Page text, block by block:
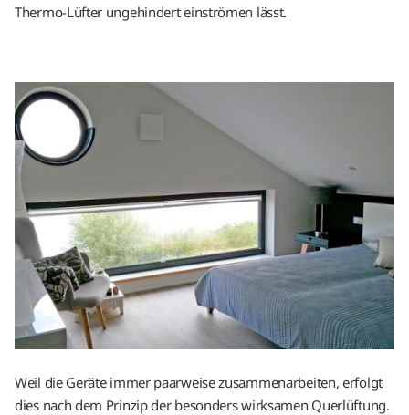
Thermo-Lüfter ungehindert einströmen lässt.
Weil die Geräte immer paarweise zusammenarbeiten, erfolgt
dies nach dem Prinzip der besonders wirksamen Querlüftung.